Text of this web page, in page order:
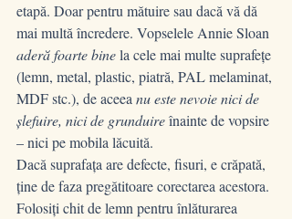
etapă. Doar pentru mătuire sau dacă vă dă
mai multă încredere. Vopselele Annie Sloan
aderă foarte bine la cele mai multe suprafețe
(lemn, metal, plastic, piatră, PAL melaminat,
MDF stc.), de aceea nu este nevoie nici de
șlefuire, nici de grunduire înainte de vopsire
– nici pe mobila lăcuită.
Dacă suprafața are defecte, fisuri, e crăpată,
ține de faza pregătitoare corectarea acestora.
Folosiți chit de lemn pentru înlăturarea